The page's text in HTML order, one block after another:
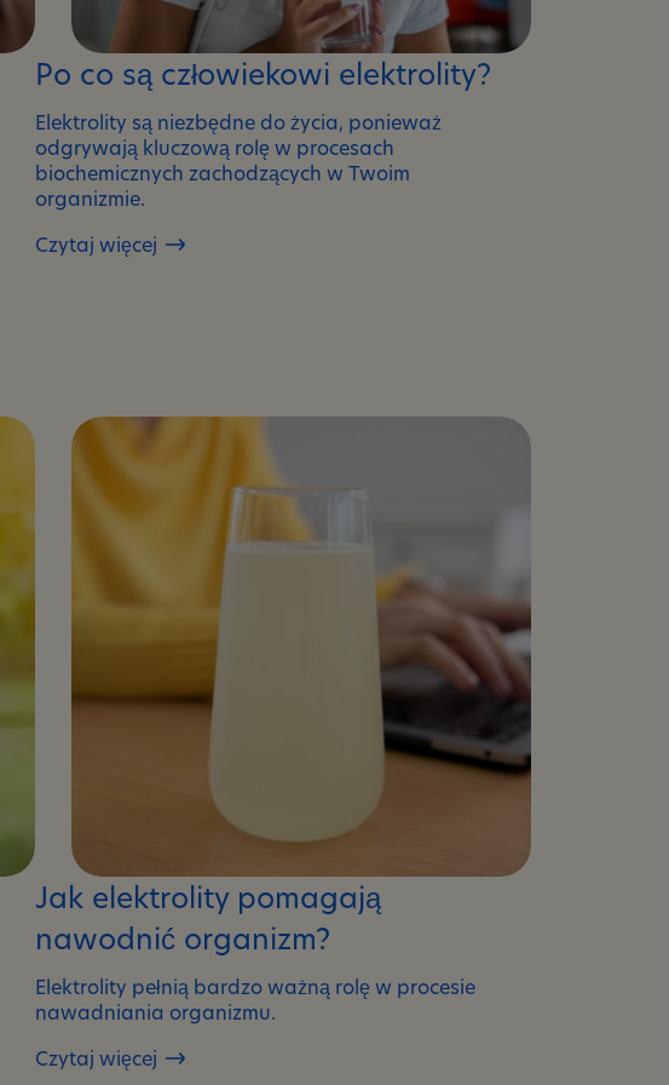
Po co są człowiekowi elektrolity?
Elektrolity są niezbędne do życia, ponieważ
odgrywają kluczową rolę w procesach
biochemicznych zachodzących w Twoim
organizmie.
Czytaj więcej
Po
Jak elektrolity pomagają
nawodnić organizm?
Elektrolity pełnią bardzo ważną rolę w procesie
nawadniania organizmu.
Czytaj więcej
Jak